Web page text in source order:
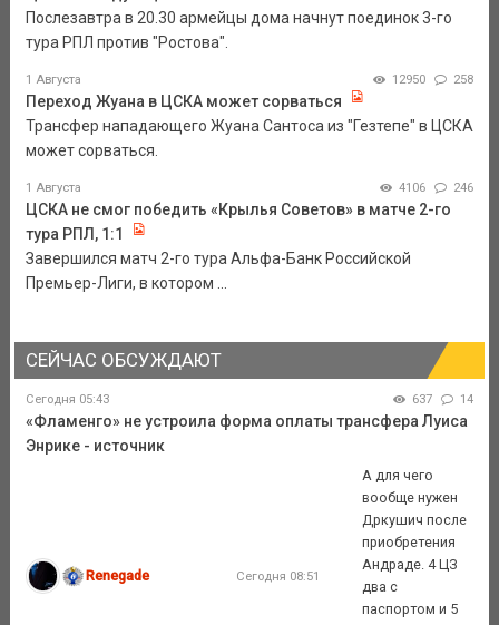
Послезавтра в 20.30 армейцы дома начнут поединок 3-го
тура РПЛ против "Ростова".
1 Августа 12950 258
Переход Жуана в ЦСКА может сорваться
Трансфер нападающего Жуана Сантоса из "Гезтепе" в ЦСКА
может сорваться.
1 Августа 4106 246
ЦСКА не смог победить «Крылья Советов» в матче 2-го
тура РПЛ, 1:1
Завершился матч 2-го тура Альфа-Банк Российской
Премьер-Лиги, в котором ...
СЕЙЧАС ОБСУЖДАЮТ
Сегодня 05:43 637 14
«Фламенго» не устроила форма оплаты трансфера Луиса
Энрике - источник
Renegade Сегодня 08:51
А для чего
вообще нужен
Дркушич после
приобретения
Андраде. 4 ЦЗ
два с
паспортом и 5